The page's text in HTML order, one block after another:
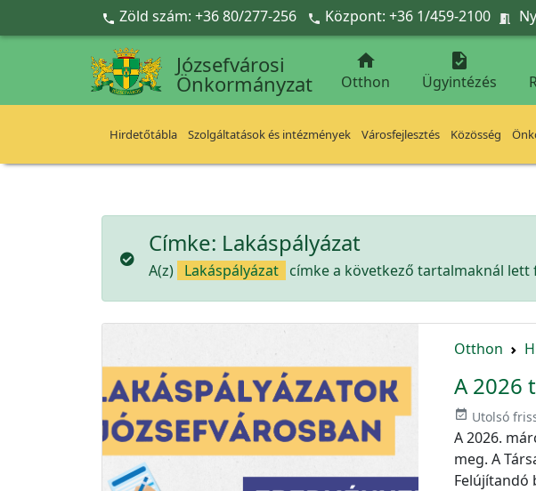
Ugrás a fő tartalomra
 Zöld szám: +36 80/277-256  Központ: +36 1/459-2100 
Józsefvárosi
Önkormányzat

Otthon

Ügyintézés
Hirdetőtábla Szolgáltatások és intézmények Városfejlesztés Közösség
Címke: Lakáspályázat
A(z) Lakáspályázat címke a következő tartalmaknál lett
Otthon
A 2026
event_available Utolsó
A 2026.
meg. A
Felújítandó